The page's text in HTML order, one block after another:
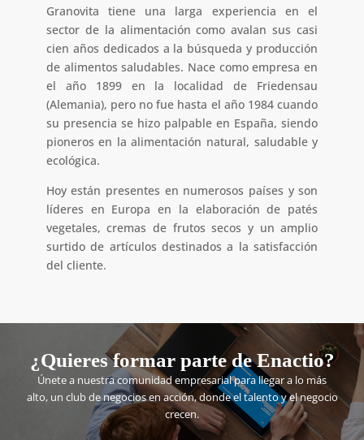
Granovita tiene una larga experiencia en el
sector de la alimentación como avalan sus casi
cien años dedicados a la búsqueda y producción
de alimentos saludables. Nace como empresa en
el año 1899 en la localidad de Friedensau
(Alemania), pero no fue hasta el año 1984 cuando
su presencia se hizo palpable en España, siendo
pioneros en la alimentación natural, saludable y
ecológica.
Hoy están presentes en numerosos países y son
líderes en Europa en la elaboración de patés
vegetales, cremas de frutos secos y un amplio
surtido de artículos destinados a la satisfacción
del cliente.
¿Quieres formar parte de Enactio?
Únete a nuestra comunidad empresarial para llegar a lo más
alto, un club de negocios en acción, donde el talento y el negocio
crecen.